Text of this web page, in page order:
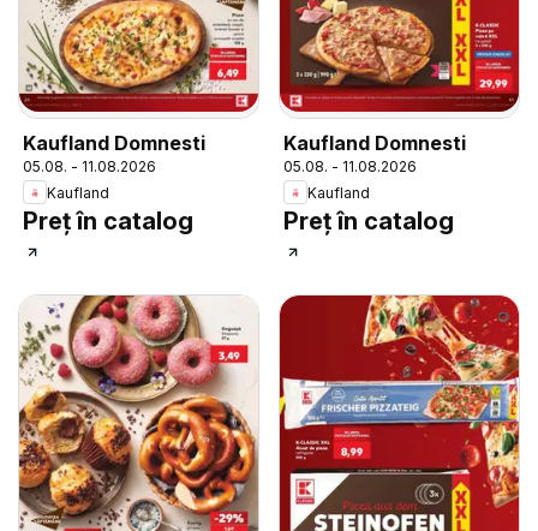
Kaufland Domnesti
05.08. - 11.08.2026
Kaufland
Preț în catalog
Kaufland Domnesti
05.08. - 11.08.2026
Kaufland
Preț în catalog